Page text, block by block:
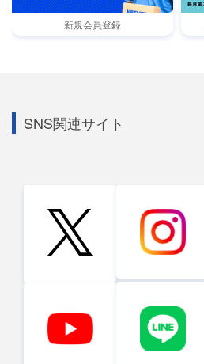
新規会員登録
SNS関連サイト